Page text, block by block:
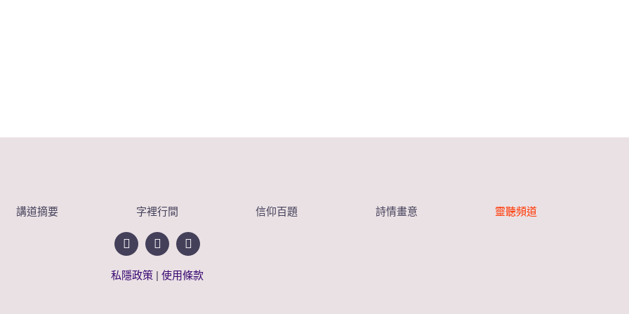
講道摘要 字裡行間 信仰百題 詩情畫意 靈聽頻道
私隱政策 | 使用條款